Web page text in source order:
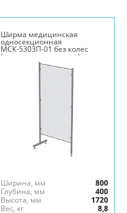
Ширма медицинская
односекционная
МСК-5303П-01 без колес
(нержавеющая сталь)
Ширина, мм
800
Глубина, мм
400
Высота, мм
1720
Вес, кг
8,8